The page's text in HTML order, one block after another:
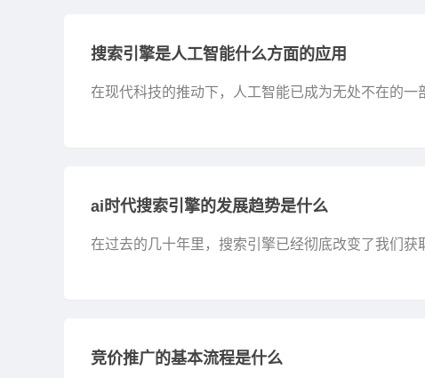
搜索引擎是人工智能什么方面的应用
在现代科技的推动下，人工智能已成为无处不在的
ai时代搜索引擎的发展趋势是什么
在过去的几十年里，搜索引擎已经彻底改变了我们
竞价推广的基本流程是什么